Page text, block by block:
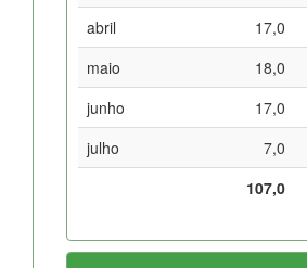
abril
17,0
maio
18,0
junho
17,0
julho
7,0
107,0